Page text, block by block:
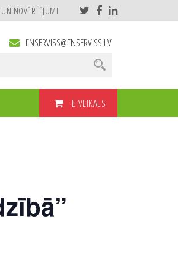
NOVĒRTĒJUMI
FNSERVISS@FNSERVISS.LV
E-VEIKALS